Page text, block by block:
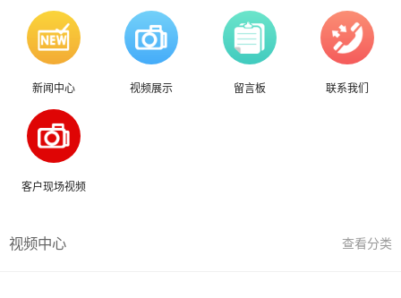
新闻中心 视频展示 留言板 联系我们
客户现场视频
视频中心 查看分类